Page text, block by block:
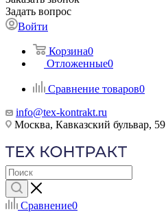
Задать вопрос
Войти
Корзина0
Отложенные0
Сравнение товаров0
info@tex-kontrakt.ru
Москва, Кавказский бульвар, 59
Сравнение0